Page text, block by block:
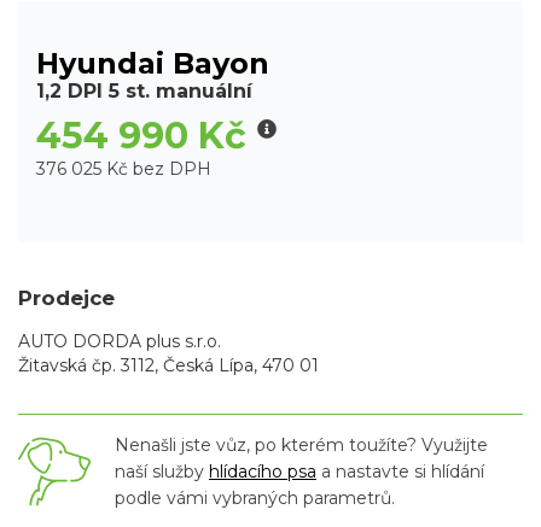
Hyundai Bayon
1,2 DPI 5 st. manuální
454 990 Kč
376 025 Kč bez DPH
Prodejce
AUTO DORDA plus s.r.o.
Žitavská čp. 3112, Česká Lípa, 470 01
Nenašli jste vůz, po kterém toužíte? Využijte
naší služby hlídacího psa a nastavte si hlídání
podle vámi vybraných parametrů.